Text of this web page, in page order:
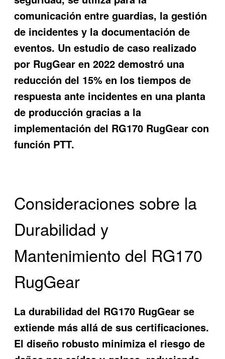
comunicación entre guardias, la gestión
de incidentes y la documentación de
eventos. Un estudio de caso realizado
por RugGear en 2022 demostró una
reducción del 15% en los tiempos de
respuesta ante incidentes en una planta
de producción gracias a la
implementación del RG170 RugGear con
función PTT.
Consideraciones sobre la
Durabilidad y
Mantenimiento del RG170
RugGear
La durabilidad del RG170 RugGear se
extiende más allá de sus certificaciones.
El diseño robusto minimiza el riesgo de